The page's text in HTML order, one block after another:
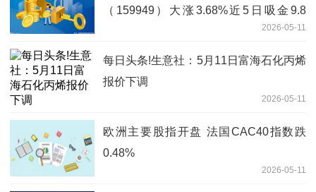
（159949）大涨3.68%近5日吸金9.8
亿，机构：第二阶段上涨行情始于足下
2026-05-11
每日头条!生意社：5月11日富海石化丙烯
报价下调
2026-05-11
欧洲主要股指开盘 法国CAC40指数跌
0.48%
2026-05-11